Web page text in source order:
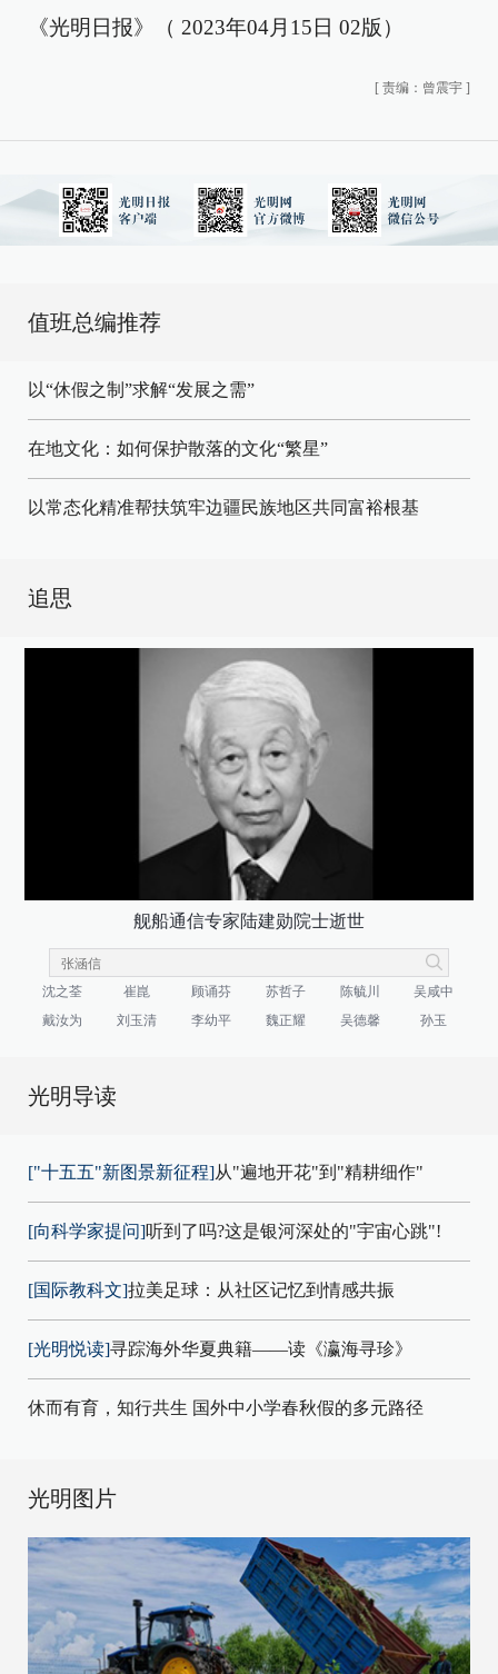
《光明日报》（ 2023年04月15日 02版）
[ 责编：曾震宇 ]
值班总编推荐
以“休假之制”求解“发展之需”
在地文化：如何保护散落的文化“繁星”
以常态化精准帮扶筑牢边疆民族地区共同富裕根基
追思
舰船通信专家陆建勋院士逝世
沈之荃 崔崑 顾诵芬 苏哲子 陈毓川
吴咸中
戴汝为
刘玉清 李幼平 魏正耀 吴德馨 孙玉
光明导读
["十五五"新图景新征程]从"遍地开花"到"精耕细作"
[向科学家提问]听到了吗?这是银河深处的"宇宙心跳"!
[国际教科文]拉美足球：从社区记忆到情感共振
[光明悦读]寻踪海外华夏典籍——读《瀛海寻珍》
休而有育，知行共生 国外中小学春秋假的多元路径
光明图片